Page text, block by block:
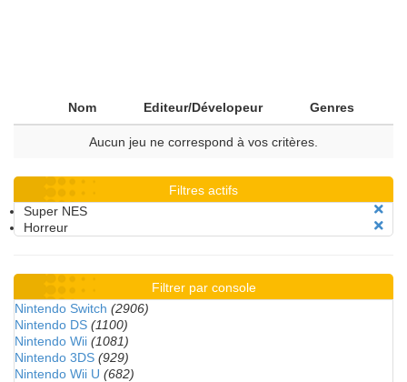
Nom Editeur/Dévelopeur Genres
Aucun jeu ne correspond à vos critères.
Filtres actifs
Super NES
Horreur
Filtrer par console
Nintendo Switch (2906)
Nintendo DS (1100)
Nintendo Wii (1081)
Nintendo 3DS (929)
Nintendo Wii U (682)